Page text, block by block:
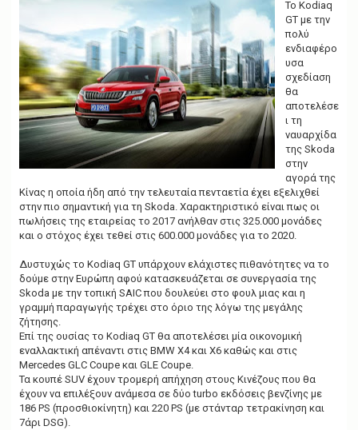
a
t
n
Το Kodiaq
GT με την
πολύ
ενδιαφέρο
υσα
σχεδίαση
θα
αποτελέσε
ι τη
ναυαρχίδα
της Skoda
στην
αγορά της
Κίνας η οποία ήδη από την τελευταία πενταετία έχει εξελιχθεί
στην πιο σημαντική για τη Skoda. Χαρακτηριστικό είναι πως οι
πωλήσεις της εταιρείας το 2017 ανήλθαν στις 325.000 μονάδες
και ο στόχος έχει τεθεί στις 600.000 μονάδες για το 2020.
Δυστυχώς το Kodiaq GT υπάρχουν ελάχιστες πιθανότητες να το
δούμε στην Ευρώπη αφού κατασκευάζεται σε συνεργασία της
Skoda με την τοπική SAIC που δουλεύει στο φουλ μιας και η
γραμμή παραγωγής τρέχει στο όριο της λόγω της μεγάλης
ζήτησης.
Επί της ουσίας το Kodiaq GT θα αποτελέσει μία οικονομική
εναλλακτική απέναντι στις BMW X4 και X6 καθώς και στις
Mercedes GLC Coupe και GLE Coupe.
Τα κουπέ SUV έχουν τρομερή απήχηση στους Κινέζους που θα
έχουν να επιλέξουν ανάμεσα σε δύο turbo εκδόσεις βενζίνης με
186 PS (προσθιοκίνητη) και 220 PS (με στάνταρ τετρακίνηση και
7άρι DSG).